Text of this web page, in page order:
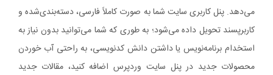
می‌دهد. پنل کاربری سایت شما به صورت کاملاً فارسی، دسته‌بندی‌شده و
کاربرپسند تحویل داده می‌شود؛ به طوری که شما می‌توانید بدون نیاز به
استخدام برنامه‌نویس یا داشتن دانش کدنویسی، به راحتی آب خوردن
محصولات جدید در پنل سایت وردپرس اضافه کنید، مقالات جدید